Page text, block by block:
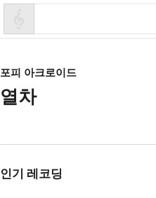
포피 아크로이드
열차
인기 레코딩